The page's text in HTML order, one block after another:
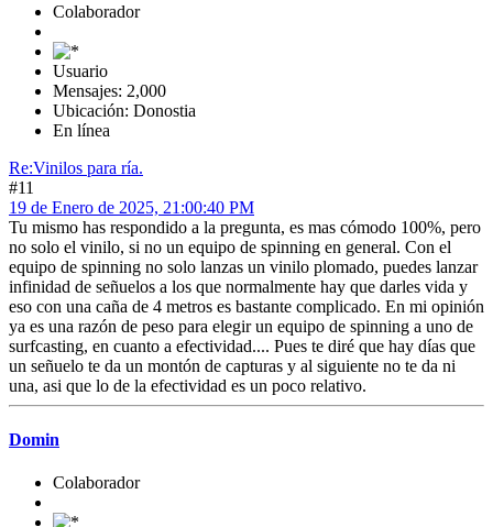
Colaborador
Usuario
Mensajes: 2,000
Ubicación: Donostia
En línea
Re:Vinilos para ría.
#11
19 de Enero de 2025, 21:00:40 PM
Tu mismo has respondido a la pregunta, es mas cómodo 100%, pero
no solo el vinilo, si no un equipo de spinning en general. Con el
equipo de spinning no solo lanzas un vinilo plomado, puedes lanzar
infinidad de señuelos a los que normalmente hay que darles vida y
eso con una caña de 4 metros es bastante complicado. En mi opinión
ya es una razón de peso para elegir un equipo de spinning a uno de
surfcasting, en cuanto a efectividad.... Pues te diré que hay días que
un señuelo te da un montón de capturas y al siguiente no te da ni
una, asi que lo de la efectividad es un poco relativo.
Domin
Colaborador